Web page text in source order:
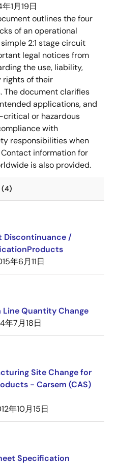
1月19日
outlines the four
of an operational
2:1 stage circuit
legal notices from
the use, liability,
of their
document clarifies
applications, and
or hazardous
with
responsibilities when
information for
is also provided.
(4)
Discontinuance /
年6月11日
Line Quantity Change
年7月18日
Site Change for
- Carsem (CAS)
年10月15日
Specification